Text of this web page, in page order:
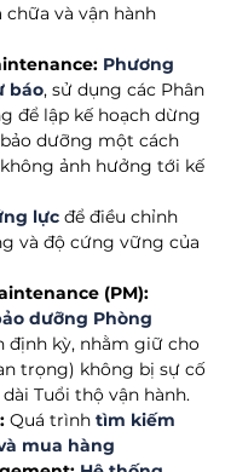
và vận hành
Phương
báo, sử dụng các Phân
để lập kế hoạch dừng
dưỡng một cách
ảnh hưởng tới kế
lực để điều chỉnh
và độ cứng vững của
(PM):
dưỡng Phòng
định kỳ, nhằm giữ cho
trọng) không bị sự cố
Tuổi thộ vận hành.
Quá trình tìm kiếm
mua hàng